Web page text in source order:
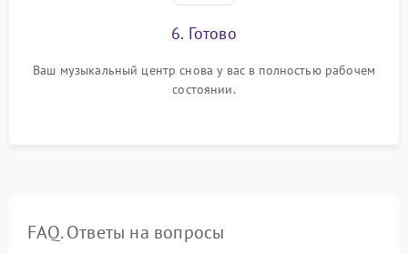
6. Готово
Ваш музыкальный центр снова у вас в полностью рабочем
состоянии.
FAQ. Ответы на вопросы